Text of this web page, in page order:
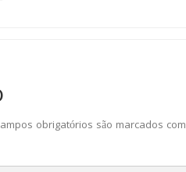
obrigatórios são marcados com